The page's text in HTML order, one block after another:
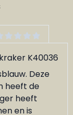
K40036
Deze
heeft de
heeft
en is